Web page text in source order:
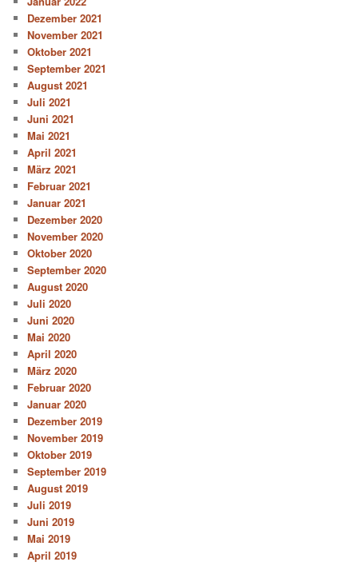
Dezember 2021
November 2021
Oktober 2021
September 2021
August 2021
Juli 2021
Juni 2021
Mai 2021
April 2021
März 2021
Februar 2021
Januar 2021
Dezember 2020
November 2020
Oktober 2020
September 2020
August 2020
Juli 2020
Juni 2020
Mai 2020
April 2020
März 2020
Februar 2020
Januar 2020
Dezember 2019
November 2019
Oktober 2019
September 2019
August 2019
Juli 2019
Juni 2019
Mai 2019
April 2019